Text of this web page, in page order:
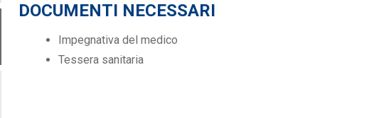
DOCUMENTI NECESSARI
Impegnativa del medico
Tessera sanitaria